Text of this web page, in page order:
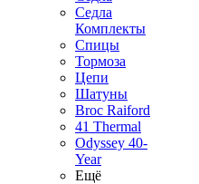
Седла
Комплекты
Спицы
Тормоза
Цепи
Шатуны
Broc Raiford
41 Thermal
Odyssey 40-
Year
Ещё